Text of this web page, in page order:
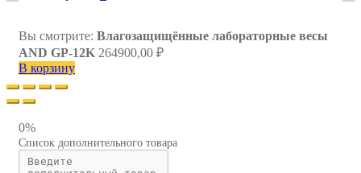
Вы смотрите: Влагозащищённые лабораторные весы
AND GP-12K 264900,00 ₽
В корзину
0%
Список дополнительного товара